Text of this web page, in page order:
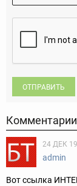
ОТПРАВИТЬ
Комментарии
24 ДЕК
admin
Вот ссылка